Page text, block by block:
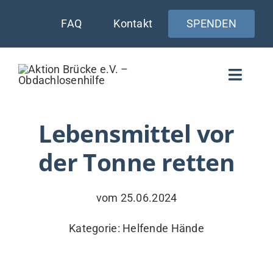
springen
FAQ Kontakt SPENDEN
Toggle
AKTUELLES
Lebensmittel vor
der Tonne retten
vom 25.06.2024
Kategorie: Helfende Hände